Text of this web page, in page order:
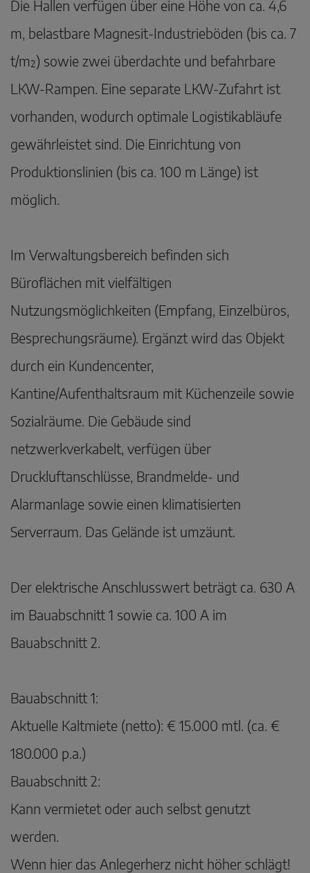
Die Hallen verfügen über eine Höhe von ca. 4,6
m, belastbare Magnesit-Industrieböden (bis ca. 7
t/m²) sowie zwei überdachte und befahrbare
LKW-Rampen. Eine separate LKW-Zufahrt ist
vorhanden, wodurch optimale Logistikabläufe
gewährleistet sind. Die Einrichtung von
Produktionslinien (bis ca. 100 m Länge) ist
möglich.
Im Verwaltungsbereich befinden sich
Büroflächen mit vielfältigen
Nutzungsmöglichkeiten (Empfang, Einzelbüros,
Besprechungsräume). Ergänzt wird das Objekt
durch ein Kundencenter,
Kantine/Aufenthaltsraum mit Küchenzeile sowie
Sozialräume. Die Gebäude sind
netzwerkverkabelt, verfügen über
Druckluftanschlüsse, Brandmelde- und
Alarmanlage sowie einen klimatisierten
Serverraum. Das Gelände ist umzäunt.
Der elektrische Anschlusswert beträgt ca. 630 A
im Bauabschnitt 1 sowie ca. 100 A im
Bauabschnitt 2.
Bauabschnitt 1:
Aktuelle Kaltmiete (netto): € 15.000 mtl. (ca. €
180.000 p.a.)
Bauabschnitt 2:
Kann vermietet oder auch selbst genutzt
werden.
Wenn hier das Anlegerherz nicht höher schlägt!